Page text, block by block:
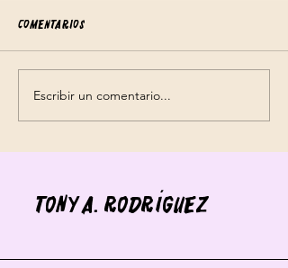
Tenía que contártelo,
cortometraje
Comentarios
Escribir un comentario...
Tony A. Rodríguez